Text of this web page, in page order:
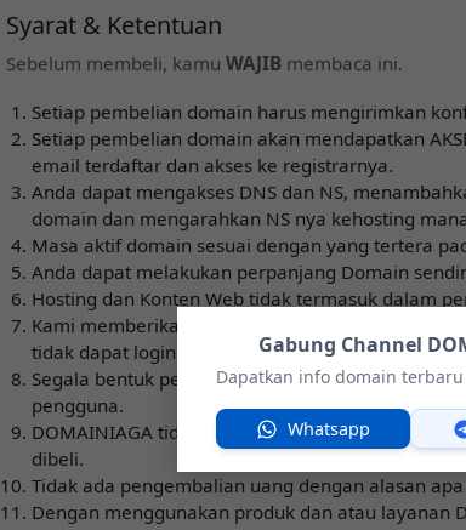
Gabung Channel
Dapatkan info domain
Whatsapp
Syarat & Ketentuan
Sebelum membeli, kamu WAJIB membaca ini.
Setiap pembelian domain harus mengirimkan
Setiap pembelian domain akan mendapatkan
email terdaftar dan akses ke registrarnya.
Anda dapat mengakses DNS dan NS,
domain dan mengarahkan NS nya kehosting
Masa aktif domain sesuai dengan yang tertera
Anda dapat melakukan perpanjang Domain
Hosting dan Konten Web tidak termasuk dalam
Kami memberikan Garansi apabila domain
tidak dapat login ke GMAIL atau ke REGISTRAR
Segala bentuk penggunaan domain sepenuhnya
pengguna.
DOMAINIAGA tidak bertanggung jawab atas
dibeli.
Tidak ada pengembalian uang dengan alasan
Dengan menggunakan produk dan atau layanan